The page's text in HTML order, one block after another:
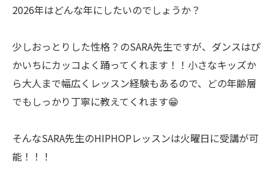
2026年はどんな年にしたいのでしょうか？
少しおっとりした性格？のSARA先生ですが、ダンスはぴ
かいちにカッコよく踊ってくれます！！小さなキッズか
ら大人まで幅広くレッスン経験もあるので、どの年齢層
でもしっかり丁寧に教えてくれます😁
そんなSARA先生のHIPHOPレッスンは火曜日に受講が可
能！！！